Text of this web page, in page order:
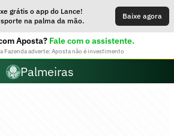
grátis o app do Lance!
na palma da mão.
Baixe agora
Aposta? Fale com o assistente.
Fazenda adverte: Aposta não é investimento
Palmeiras